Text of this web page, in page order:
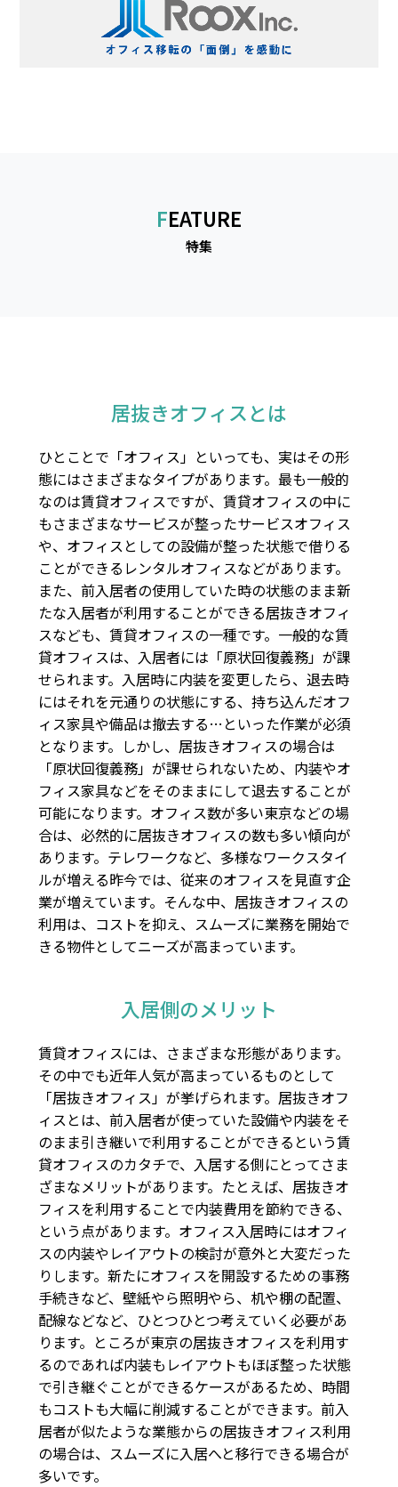
FEATURE
特集
居抜きオフィスとは
ひとことで「オフィス」といっても、実はその形
態にはさまざまなタイプがあります。最も一般的
なのは賃貸オフィスですが、賃貸オフィスの中に
もさまざまなサービスが整ったサービスオフィス
や、オフィスとしての設備が整った状態で借りる
ことができるレンタルオフィスなどがあります。
また、前入居者の使用していた時の状態のまま新
たな入居者が利用することができる居抜きオフィ
スなども、賃貸オフィスの一種です。一般的な賃
貸オフィスは、入居者には「原状回復義務」が課
せられます。入居時に内装を変更したら、退去時
にはそれを元通りの状態にする、持ち込んだオフ
ィス家具や備品は撤去する…といった作業が必須
となります。しかし、居抜きオフィスの場合は
「原状回復義務」が課せられないため、内装やオ
フィス家具などをそのままにして退去することが
可能になります。オフィス数が多い東京などの場
合は、必然的に居抜きオフィスの数も多い傾向が
あります。テレワークなど、多様なワークスタイ
ルが増える昨今では、従来のオフィスを見直す企
業が増えています。そんな中、居抜きオフィスの
利用は、コストを抑え、スムーズに業務を開始で
きる物件としてニーズが高まっています。
入居側のメリット
賃貸オフィスには、さまざまな形態があります。
その中でも近年人気が高まっているものとして
「居抜きオフィス」が挙げられます。居抜きオフ
ィスとは、前入居者が使っていた設備や内装をそ
のまま引き継いで利用することができるという賃
貸オフィスのカタチで、入居する側にとってさま
ざまなメリットがあります。たとえば、居抜きオ
フィスを利用することで内装費用を節約できる、
という点があります。オフィス入居時にはオフィ
スの内装やレイアウトの検討が意外と大変だった
りします。新たにオフィスを開設するための事務
手続きなど、壁紙やら照明やら、机や棚の配置、
配線などなど、ひとつひとつ考えていく必要があ
ります。ところが東京の居抜きオフィスを利用す
るのであれば内装もレイアウトもほぼ整った状態
で引き継ぐことができるケースがあるため、時間
もコストも大幅に削減することができます。前入
居者が似たような業態からの居抜きオフィス利用
の場合は、スムーズに入居へと移行できる場合が
多いです。